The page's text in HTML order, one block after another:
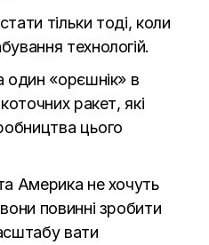
тільки тоді, коли
технологій.
один «орєшнік» в
ракет, які
цього
Америка не хочуть
повинні зробити
вати